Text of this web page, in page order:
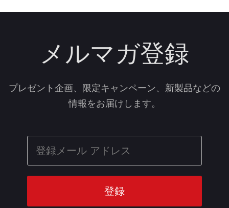
メルマガ登録
プレゼント企画、限定キャンペーン、新製品などの
情報をお届けします。